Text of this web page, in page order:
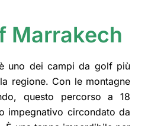
Marrakech
uno dei campi da golf più
regione. Con le montagne
questo percorso a 18
impegnativo circondato da